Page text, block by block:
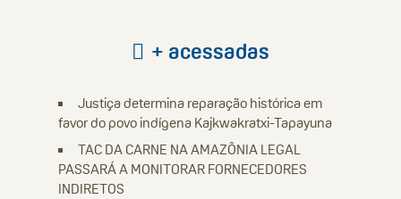
+ acessadas
Justiça determina reparação histórica em
favor do povo indígena Kajkwakratxi-Tapayuna
TAC DA CARNE NA AMAZÔNIA LEGAL
PASSARÁ A MONITORAR FORNECEDORES
INDIRETOS